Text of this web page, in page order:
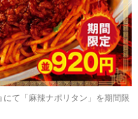
て「麻辣ナポリタン」を期間限